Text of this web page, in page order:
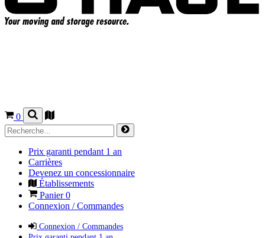
0
Prix garanti pendant 1 an
Carrières
Devenez un concessionnaire
Établissements
Panier0
Connexion / Commandes
Connexion / Commandes